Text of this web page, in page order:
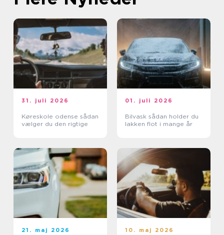
31. juli 2026
Køreskole odense sådan
vælger du den rigtige
01. juli 2026
Bilvask sådan holder du
lakken flot i mange år
21. maj 2026 10. maj 2026